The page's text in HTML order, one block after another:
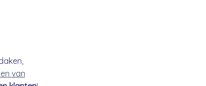
van